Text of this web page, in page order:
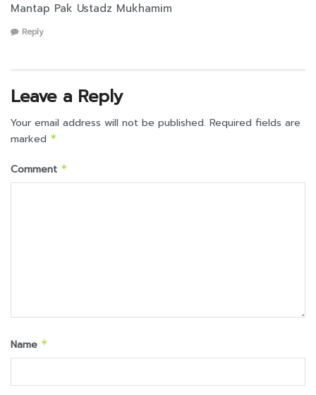
Mantap Pak Ustadz Mukhamim
Reply
Leave a Reply
Your email address will not be published. Required fields are
marked *
Comment *
Name *